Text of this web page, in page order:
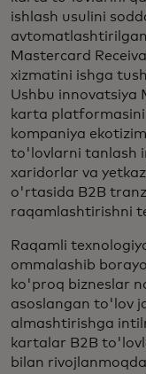
ishlash usulini
Mastercard
xizmatini ishga
Ushbu innovatsiya
karta
kompaniya
to'lovlarni tanlash
xaridorlar va
o'rtasida B2B
raqamlashtirishni
Raqamli
ommalashib
ko'proq bizneslar
asoslangan to'lov
almashtirishga
kartalar B2B
bilan